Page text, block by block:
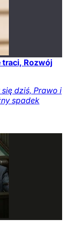
traci, Rozwój
dziś, Prawo i
spadek